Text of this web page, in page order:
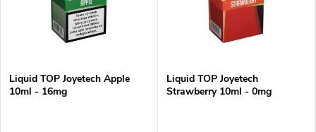
Liquid TOP Joyetech Apple
10ml - 16mg
Liquid TOP Joyetech
Strawberry 10ml - 0mg